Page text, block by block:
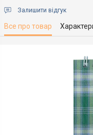
Залишити відгук
Все про товар